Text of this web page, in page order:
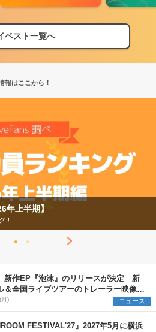
ベスト一覧へ
報はここから！
年上半期編発表！
報はここから！
年上半期】
！
新作EP『泡沫』のリリースが決定 新
＆全国ライブツアーのトレーラー映像が
コメントあり】
) ニュース
FESTIVAL'27』2027年5月に横浜